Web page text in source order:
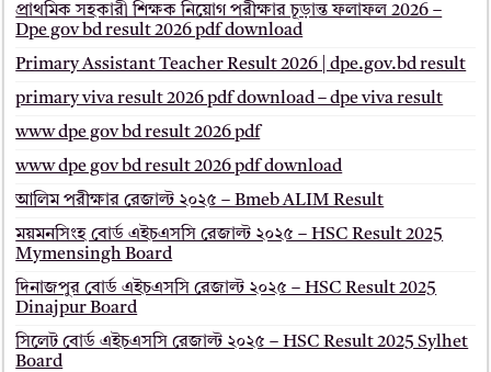
প্রাথমিক সহকারী শিক্ষক নিয়োগ পরীক্ষার চূড়ান্ত ফলাফল 2026 –
Dpe gov bd result 2026 pdf download
Primary Assistant Teacher Result 2026 | dpe.gov.bd result
primary viva result 2026 pdf download – dpe viva result
www dpe gov bd result 2026 pdf
www dpe gov bd result 2026 pdf download
আলিম পরীক্ষার রেজাল্ট ২০২৫ – Bmeb ALIM Result
ময়মনসিংহ বোর্ড এইচএসসি রেজাল্ট ২০২৫ – HSC Result 2025
Mymensingh Board
দিনাজপুর বোর্ড এইচএসসি রেজাল্ট ২০২৫ – HSC Result 2025
Dinajpur Board
সিলেট বোর্ড এইচএসসি রেজাল্ট ২০২৫ – HSC Result 2025 Sylhet
Board